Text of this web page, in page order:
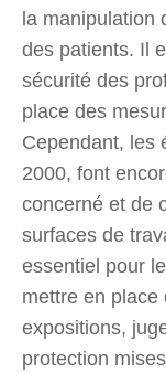
la manipulation
des patients. Il
sécurité des
place des
Cependant, les
2000, font
concerné et de
surfaces de
essentiel pour
mettre en place
expositions,
protection